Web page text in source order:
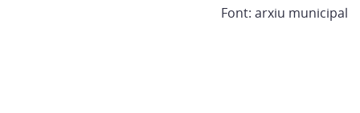
Font: arxiu municipal